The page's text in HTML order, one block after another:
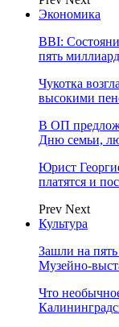
Экономика
BBI:
пять
Чукотка
высокими
В ОП
Дню семьи,
Юрист
платятся и
Prev Next
Культура
Зашли на
Музейно-
Что